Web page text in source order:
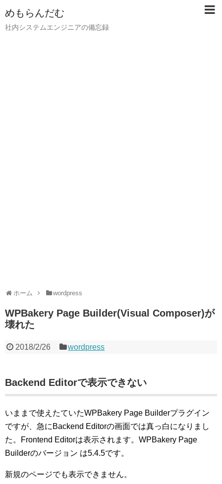
めもらんだむ
社内システムエンジニアの備忘録
ホーム wordpress
WPBakery Page Builder(Visual Composer)が
壊れた
2018/2/26 wordpress
Backend Editorで表示できない
いままで使えたていたWPBakery Page Builderプラグイン
ですが、急にBackend Editorの画面では真っ白になりまし
た。Frontend Editorは表示されます。WPBakery Page
Builderのバージョン は5.4.5です。
新規のページでも表示できません。